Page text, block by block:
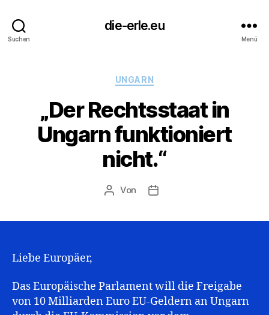
Suchen
die-erle.eu
Menü
Kategorien
UNGARN
„Der Rechtsstaat in
Ungarn funktioniert
nicht.“
Beitragsautor
Von Beitragsdatum
Liebe Europäer,
Das Europäische Parlament will die Freigabe
von 10 Milliarden Euro EU-Geldern an Ungarn